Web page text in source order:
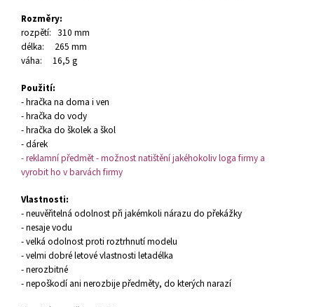
Rozměry:
rozpětí: 310 mm
délka: 265 mm
váha: 16,5 g
Použití:
- hračka na doma i ven
- hračka do vody
- hračka do školek a škol
- dárek
- reklamní předmět - možnost natištění jakéhokoliv loga firmy a
vyrobit ho v barvách firmy
Vlastnosti:
- neuvěřitelná odolnost při jakémkoli nárazu do překážky
- nesaje vodu
- velká odolnost proti roztrhnutí modelu
- velmi dobré letové vlastnosti letadélka
- nerozbitné
- nepoškodí ani nerozbije předměty, do kterých narazí